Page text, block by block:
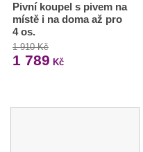
Pivní koupel s pivem na
místě i na doma až pro
4 os.
1 910 Kč
1 789 Kč